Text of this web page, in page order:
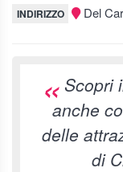
INDIRIZZO Del
Scopri
anche
delle
di